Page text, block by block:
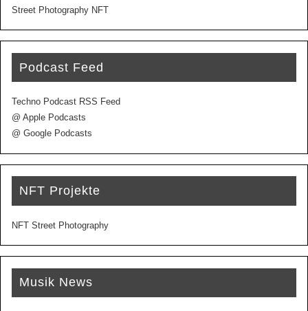
Street Photography NFT
Podcast Feed
Techno Podcast RSS Feed
@ Apple Podcasts
@ Google Podcasts
NFT Projekte
NFT Street Photography
Musik News